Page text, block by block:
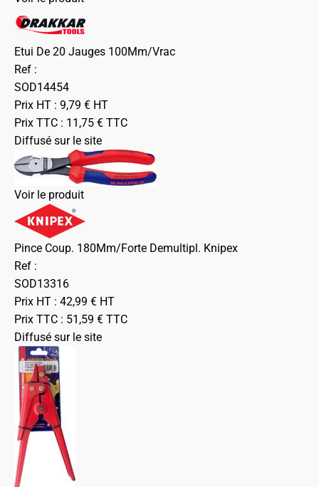
Etui De 20 Jauges 100Mm/Vrac
Ref :
SOD14454
Prix HT : 9,79 € HT
Prix TTC : 11,75 € TTC
Diffusé sur le site
Voir le produit
Pince Coup. 180Mm/Forte Demultipl. Knipex
Ref :
SOD13316
Prix HT : 42,99 € HT
Prix TTC : 51,59 € TTC
Diffusé sur le site